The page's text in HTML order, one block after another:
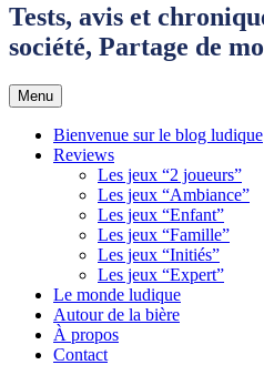
Tests, avis et
société, Partage de
Menu
Bienvenue sur le blog ludique
Reviews
Les jeux “2 joueurs”
Les jeux “Ambiance”
Les jeux “Enfant”
Les jeux “Famille”
Les jeux “Initiés”
Les jeux “Expert”
Le monde ludique
Autour de la bière
À propos
Contact